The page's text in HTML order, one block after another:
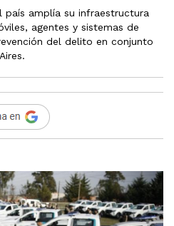
país amplía su infraestructura
agentes y sistemas de
del delito en conjunto